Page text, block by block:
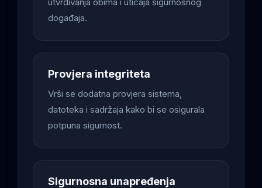
događaja.
Provjera integriteta
Vrši se dodatna provjera sistema,
datoteka i sadržaja kako bi se osigurala
potpuna sigurnost.
Sigurnosna unapređenja